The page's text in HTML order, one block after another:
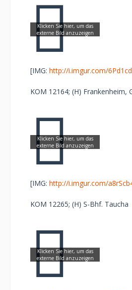
[IMG: http://i.imgur.com/
KOM 12164; (H) Frankenheim,
[IMG: http://i.imgur.com/
KOM 12265; (H) S-Bhf. Taucha